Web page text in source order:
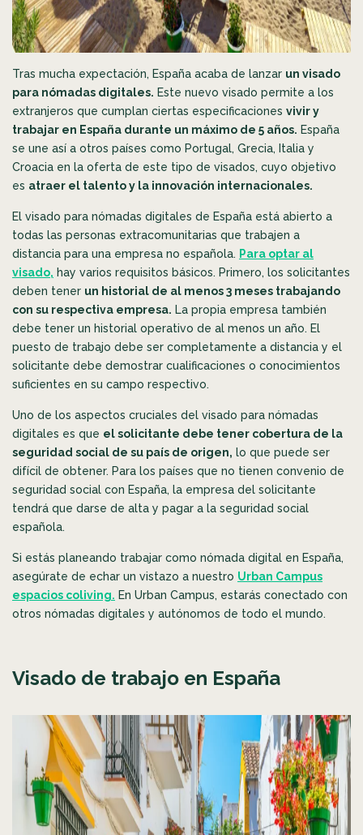
Tras mucha expectación, España acaba de lanzar un visado
para nómadas digitales. Este nuevo visado permite a los
extranjeros que cumplan ciertas especificaciones vivir y
trabajar en España durante un máximo de 5 años. España
se une así a otros países como Portugal, Grecia, Italia y
Croacia en la oferta de este tipo de visados, cuyo objetivo
es atraer el talento y la innovación internacionales.
El visado para nómadas digitales de España está abierto a
todas las personas extracomunitarias que trabajen a
distancia para una empresa no española. Para optar al
visado, hay varios requisitos básicos. Primero, los solicitantes
deben tener un historial de al menos 3 meses trabajando
con su respectiva empresa. La propia empresa también
debe tener un historial operativo de al menos un año. El
puesto de trabajo debe ser completamente a distancia y el
solicitante debe demostrar cualificaciones o conocimientos
suficientes en su campo respectivo.
Uno de los aspectos cruciales del visado para nómadas
digitales es que el solicitante debe tener cobertura de la
seguridad social de su país de origen, lo que puede ser
difícil de obtener. Para los países que no tienen convenio de
seguridad social con España, la empresa del solicitante
tendrá que darse de alta y pagar a la seguridad social
española.
Si estás planeando trabajar como nómada digital en España,
asegúrate de echar un vistazo a nuestro Urban Campus
espacios coliving. En Urban Campus, estarás conectado con
otros nómadas digitales y autónomos de todo el mundo.
Visado de trabajo en España